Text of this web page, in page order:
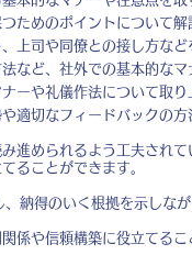
ためのポイントについて解
上司や同僚との接し方など
など、社外での基本的なマ
ーや礼儀作法について取り
適切なフィードバックの
進められるよう工夫され
ることができます。
納得のいく根拠を示しな
係や信頼構築に役立てるこ